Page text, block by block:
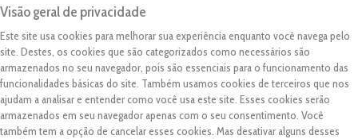
Visão geral de privacidade
Este site usa cookies para melhorar sua experiência enquanto você navega pelo
site. Destes, os cookies que são categorizados como necessários são
armazenados no seu navegador, pois são essenciais para o funcionamento das
funcionalidades básicas do site. Também usamos cookies de terceiros que nos
ajudam a analisar e entender como você usa este site. Esses cookies serão
armazenados em seu navegador apenas com o seu consentimento. Você
também tem a opção de cancelar esses cookies. Mas desativar alguns desses